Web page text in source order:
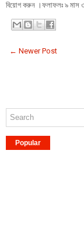
বিয়োগ করুন ।ফলাফলঃ ৯ মাস
← Newer Post
Popular